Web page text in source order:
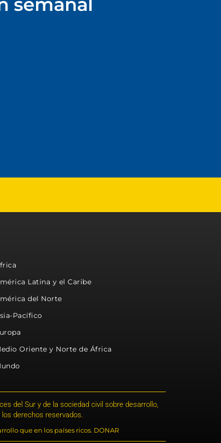
Latina y el Caribe
del Norte
Pacífico
Oriente y Norte de África
del Sur y de la sociedad civil sobre desarrollo,
derechos reservados.
que en los países ricos. DONAR